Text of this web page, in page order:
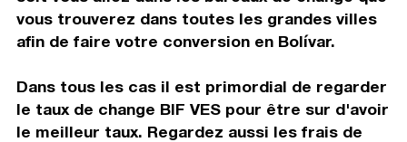
vous trouverez dans toutes les grandes villes
afin de faire votre conversion en Bolívar.
Dans tous les cas il est primordial de regarder
le taux de change BIF VES pour être sur d'avoir
le meilleur taux. Regardez aussi les frais de